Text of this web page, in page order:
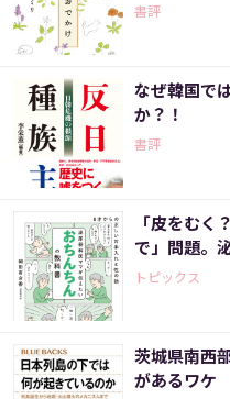
書評
なぜ韓国で
か？！
書評
「皮をむく
で」問題。
トピックス
茨城県南西
があるワケ